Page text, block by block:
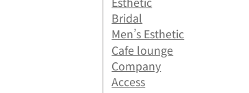
Bridal
Men’s Esthetic
Cafe lounge
Company
Access